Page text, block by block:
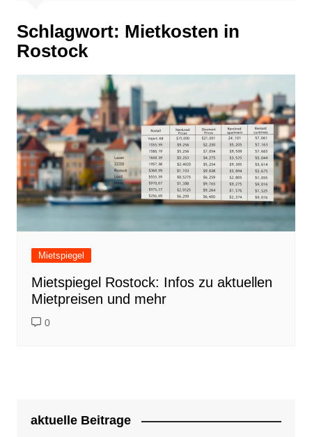
Schlagwort: Mietkosten in
Rostock
Mietspiegel
Mietspiegel Rostock: Infos zu aktuellen
Mietpreisen und mehr
0
aktuelle Beitrage